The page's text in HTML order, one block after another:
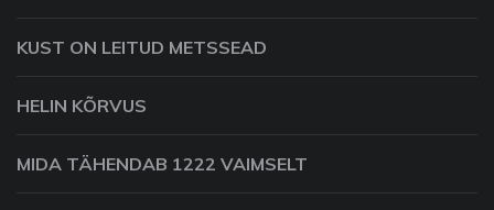
KUST ON LEITUD METSSEAD
HELIN KÕRVUS
MIDA TÄHENDAB 1222 VAIMSELT